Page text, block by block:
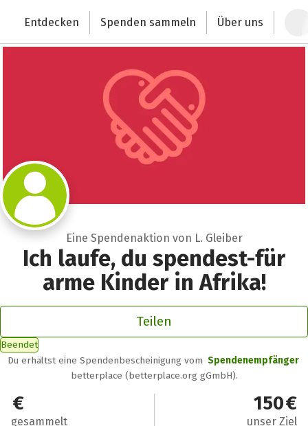
Deutschlands größte Spendenplattform
Entdecken Spenden sammeln Über uns
Eine Spendenaktion von L. Gleiber
Ich laufe, du spendest-für
arme Kinder in Afrika!
Teilen
Beendet
Du erhältst eine Spendenbescheinigung vom Spendenempfänger
betterplace (betterplace.org gGmbH).
0 €
gesammelt
150 €
unser Ziel